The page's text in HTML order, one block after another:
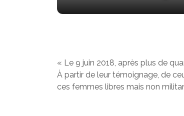
« Le 9 juin 2018, après plus de
À partir de leur témoignage, de
ces femmes libres mais non